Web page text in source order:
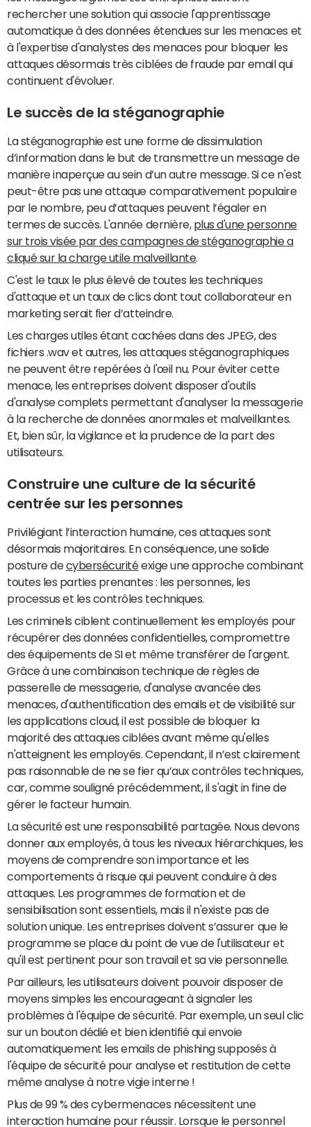
rechercher une solution qui associe l'apprentissage
automatique à des données étendues sur les menaces et
à l'expertise d'analystes des menaces pour bloquer les
attaques désormais très ciblées de fraude par email qui
continuent d'évoluer.
Le succès de la stéganographie
La stéganographie est une forme de dissimulation
d’information dans le but de transmettre un message de
manière inaperçue au sein d’un autre message. Si ce n'est
peut-être pas une attaque comparativement populaire
par le nombre, peu d’attaques peuvent l’égaler en
termes de succès. L'année dernière, plus d'une personne
sur trois visée par des campagnes de stéganographie a
cliqué sur la charge utile malveillante.
C'est le taux le plus élevé de toutes les techniques
d'attaque et un taux de clics dont tout collaborateur en
marketing serait fier d’atteindre.
Les charges utiles étant cachées dans des JPEG, des
fichiers .wav et autres, les attaques stéganographiques
ne peuvent être repérées à l'œil nu. Pour éviter cette
menace, les entreprises doivent disposer d'outils
d'analyse complets permettant d'analyser la messagerie
à la recherche de données anormales et malveillantes.
Et, bien sûr, la vigilance et la prudence de la part des
utilisateurs.
Construire une culture de la sécurité
centrée sur les personnes
Privilégiant l’interaction humaine, ces attaques sont
désormais majoritaires. En conséquence, une solide
posture decybersécuritéexige une approche combinant
toutes les parties prenantes : les personnes, les
processus et les contrôles techniques.
Les criminels ciblent continuellement les employés pour
récupérer des données confidentielles, compromettre
des équipements de SI et même transférer de l'argent.
Grâce à une combinaison technique de règles de
passerelle de messagerie, d'analyse avancée des
menaces, d'authentification des emails et de visibilité sur
les applications cloud, il est possible de bloquer la
majorité des attaques ciblées avant même qu'elles
n'atteignent les employés. Cependant, il n’est clairement
pas raisonnable de ne se fier qu’aux contrôles techniques,
car, comme souligné précédemment, il s'agit in fine de
gérer le facteur humain.
La sécurité est une responsabilité partagée. Nous devons
donner aux employés, à tous les niveaux hiérarchiques, les
moyens de comprendre son importance et les
comportements à risque qui peuvent conduire à des
attaques. Les programmes de formation et de
sensibilisation sont essentiels, mais il n'existe pas de
solution unique. Les entreprises doivent s’assurer que le
programme se place du point de vue de l'utilisateur et
qu'il est pertinent pour son travail et sa vie personnelle.
Par ailleurs, les utilisateurs doivent pouvoir disposer de
moyens simples les encourageant à signaler les
problèmes à l'équipe de sécurité. Par exemple, un seul clic
sur un bouton dédié et bien identifié qui envoie
automatiquement les emails de phishing supposés à
l'équipe de sécurité pour analyse et restitution de cette
même analyse à notre vigie interne !
Plus de 99 % des cybermenaces nécessitent une
interaction humaine pour réussir. Lorsque le personnel